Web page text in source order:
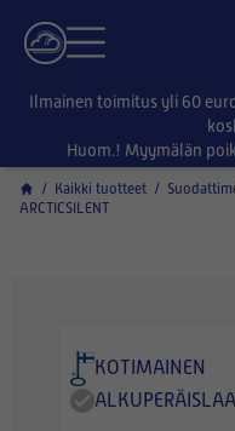
Ilmainen toimitus yli 60
Huom.! Myymälän
/ Kaikki tuotteet /
ARCTICSILENT
KOTIMAINEN